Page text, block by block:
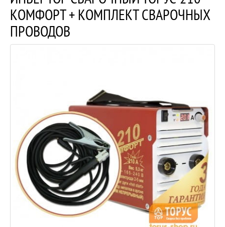
КОМФОРТ + КОМПЛЕКТ СВАРОЧНЫХ
ПРОВОДОВ